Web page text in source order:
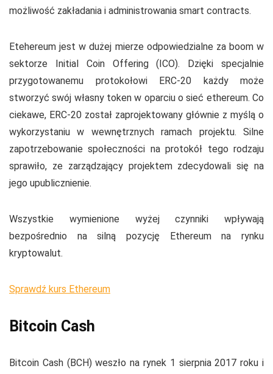
możliwość zakładania i administrowania smart contracts.
Etehereum jest w dużej mierze odpowiedzialne za boom w
sektorze Initial Coin Offering (ICO). Dzięki specjalnie
przygotowanemu protokołowi ERC-20 każdy może
stworzyć swój własny token w oparciu o sieć ethereum. Co
ciekawe, ERC-20 został zaprojektowany głównie z myślą o
wykorzystaniu w wewnętrznych ramach projektu. Silne
zapotrzebowanie społeczności na protokół tego rodzaju
sprawiło, ze zarządzający projektem zdecydowali się na
jego upublicznienie.
Wszystkie wymienione wyżej czynniki wpływają
bezpośrednio na silną pozycję Ethereum na rynku
kryptowalut.
Sprawdź kurs Ethereum
Bitcoin Cash
Bitcoin Cash (BCH) weszło na rynek 1 sierpnia 2017 roku i